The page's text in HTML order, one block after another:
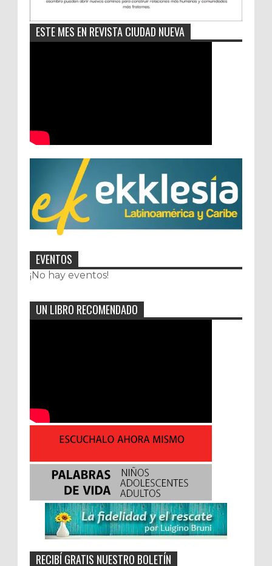
ESTE MES EN REVISTA CIUDAD NUEVA
EVENTOS
¡No hay eventos!
UN LIBRO RECOMENDADO
RECIBÍ GRATIS NUESTRO BOLETÍN